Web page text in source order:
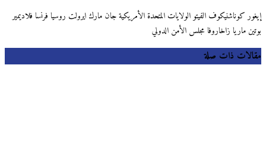
إيغور كوناشنيكوف الفيتو الولايات المتحدة الأمريكية جان مارك ايرولت روسيا فرنسا فلاديمير
بوتين ماريا زاخاروفا مجلس الأمن الدولي
مقالات ذات صلة